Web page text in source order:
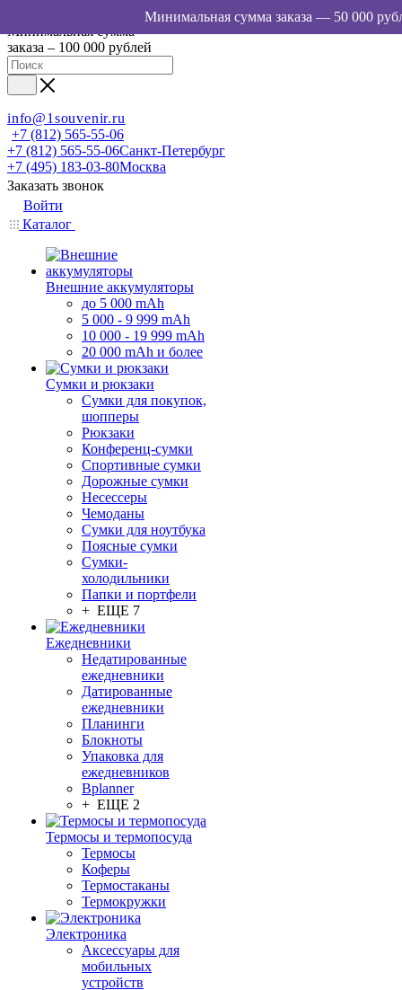
Минимальная сумма
заказа – 100 000 рублей
info@1souvenir.ru
+7 (812) 565-55-06
+7 (812) 565-55-06Санкт-Петербург
+7 (495) 183-03-80Москва
Заказать звонок
Войти
Каталог
Внешние аккумуляторы
до 5 000 mAh
5 000 - 9 999 mAh
10 000 - 19 999 mAh
20 000 mAh и более
Сумки и рюкзаки
Сумки для покупок,
шопперы
Рюкзаки
Конференц-сумки
Спортивные сумки
Дорожные сумки
Несессеры
Чемоданы
Сумки для ноутбука
Поясные сумки
Сумки-
холодильники
Папки и портфели
+ ЕЩЕ 7
Ежедневники
Недатированные
ежедневники
Датированные
ежедневники
Планинги
Блокноты
Упаковка для
ежедневников
Bplanner
+ ЕЩЕ 2
Термосы и термопосуда
Термосы
Коферы
Термостаканы
Термокружки
Электроника
Аксессуары для
мобильных
устройств